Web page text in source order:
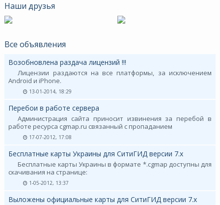
Наши друзья
Все объявления
Возобновлена раздача лицензий !!!
Лицензии раздаются на все платформы, за исключением
Android и iPhone.
13-01-2014, 18:29
Перебои в работе сервера
Администрация сайта приносит извинения за перебой в
работе ресурса cgmap.ru связанный с пропаданием
17-07-2012, 17:08
Бесплатные карты Украины для СитиГИД версии 7.х
Бесплатные карты Украины в формате *.cgmap доступны для
скачивания на странице:
1-05-2012, 13:37
Выложены официальные карты для СитиГИД версии 7.х